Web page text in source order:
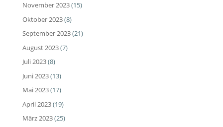
November 2023(15)
Oktober 2023(8)
September 2023(21)
August 2023(7)
Juli 2023(8)
Juni 2023(13)
Mai 2023(17)
April 2023(19)
März 2023(25)